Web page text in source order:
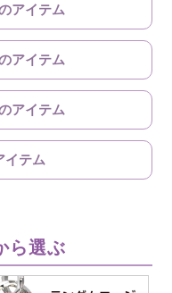
アイテム
アイテム
アイテム
イテム
ら選ぶ